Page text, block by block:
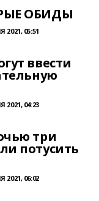
ОБИДЫ
2021, 05:51
ввести
2021, 04:23
три
потусить
2021, 06:02